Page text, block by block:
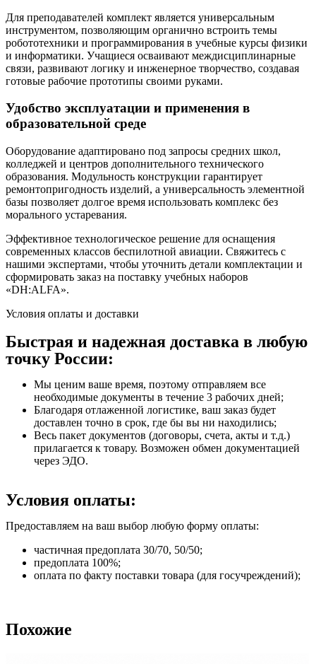
Для преподавателей комплект является универсальным
инструментом, позволяющим органично встроить темы
робототехники и программирования в учебные курсы физики
и информатики. Учащиеся осваивают междисциплинарные
связи, развивают логику и инженерное творчество, создавая
готовые рабочие прототипы своими руками.
Удобство эксплуатации и применения в
образовательной среде
Оборудование адаптировано под запросы средних школ,
колледжей и центров дополнительного технического
образования. Модульность конструкции гарантирует
ремонтопригодность изделий, а универсальность элементной
базы позволяет долгое время использовать комплекс без
морального устаревания.
Эффективное технологическое решение для оснащения
современных классов беспилотной авиации. Свяжитесь с
нашими экспертами, чтобы уточнить детали комплектации и
сформировать заказ на поставку учебных наборов
«DH:ALFA».
Условия оплаты и доставки
Быстрая и надежная доставка в любую
точку России:
Мы ценим ваше время, поэтому отправляем все
необходимые документы в течение 3 рабочих дней;
Благодаря отлаженной логистике, ваш заказ будет
доставлен точно в срок, где бы вы ни находились;
Весь пакет документов (договоры, счета, акты и т.д.)
прилагается к товару. Возможен обмен документацией
через ЭДО.
Условия оплаты:
Предоставляем на ваш выбор любую форму оплаты:
частичная предоплата 30/70, 50/50;
предоплата 100%;
оплата по факту поставки товара (для госучреждений);
Похожие